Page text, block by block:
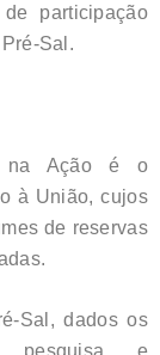
participação
Sal.
na Ação é o
à União, cujos
de reservas
Sal, dados os
pesquisa e